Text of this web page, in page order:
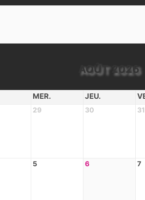
AOÛT 2026
MER. JEU.
29 30 31
5 6 7